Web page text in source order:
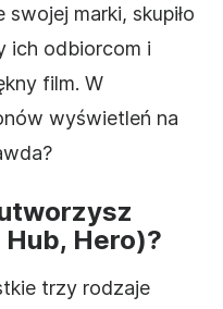
marki, skupiło
ich odbiorcom i
film. W
wyświetleń na
Hero)?
trzy rodzaje